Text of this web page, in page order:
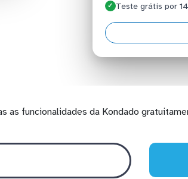
✓ Teste grátis por
as funcionalidades da Kondado